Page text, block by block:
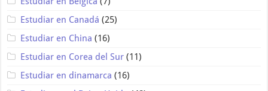
Estudiar en Canadá (25)
Estudiar en China (16)
Estudiar en Corea del Sur (11)
Estudiar en dinamarca (16)